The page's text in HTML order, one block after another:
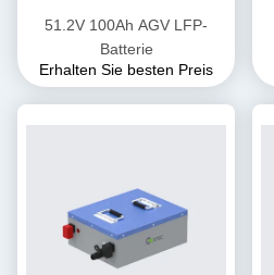
51.2V 100Ah AGV LFP-
Batterie
Erhalten Sie besten Preis